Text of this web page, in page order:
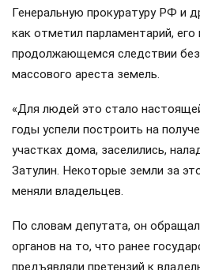
Генеральную прокуратуру РФ и
как отметил парламентарий,
продолжающемся следствии без
массового ареста земель.
«Для людей это стало
годы успели построить на
участках дома, заселились,
Затулин. Некоторые земли за
меняли владельцев.
По словам депутата, он
органов на то, что ранее
предъявляли претензий к